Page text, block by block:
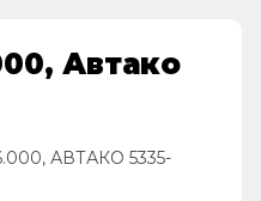
Автако
АВТАКО 5335-